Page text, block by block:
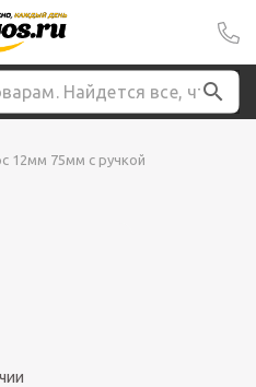
12мм 75мм с ручкой